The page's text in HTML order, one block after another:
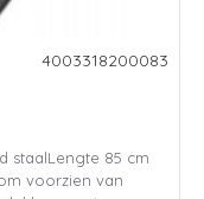
4003318200083
staalLengte 85 cm
voorzien van